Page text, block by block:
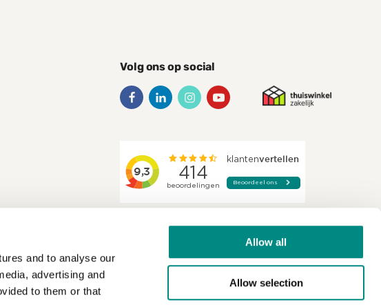
and to analyse our
advertising and
to them or that
Allow all
Allow selection
Volg ons op social
FacebookLinkedInInstagramYouTube